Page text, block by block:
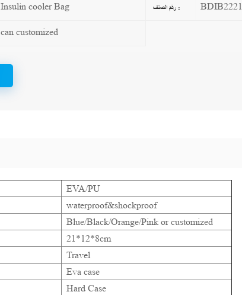
Insulin cooler Bag رقم الصنف : BDIB2221
can customized
EVA/PU
waterproof&shockproof
Blue/Black/Orange/Pink or customized
21*12*8cm
Travel
Eva case
Hard Case